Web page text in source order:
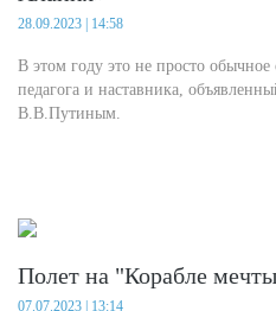
28.09.2023 | 14:58
В этом году это не просто
педагога и наставника,
В.В.Путиным.
Полет на "Корабле
07.07.2023 | 13:14